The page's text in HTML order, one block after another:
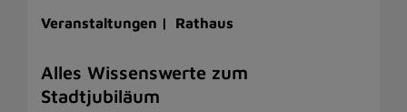
Veranstaltungen | Rathaus
Alles Wissenswerte zum
Stadtjubiläum